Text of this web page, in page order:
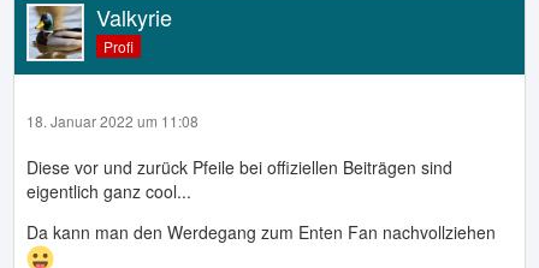
Valkyrie
Profi
18. Januar 2022 um 11:08
Diese vor und zurück Pfeile bei offiziellen Beiträgen sind
eigentlich ganz cool...
Da kann man den Werdegang zum Enten Fan nachvollziehen